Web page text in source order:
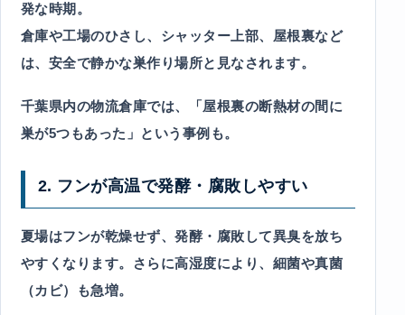
発な時期。
倉庫や工場のひさし、シャッター上部、屋根裏など
は、安全で静かな巣作り場所と見なされます。
千葉県内の物流倉庫では、「屋根裏の断熱材の間に
巣が5つもあった」という事例も。
2. フンが高温で発酵・腐敗しやすい
夏場はフンが乾燥せず、発酵・腐敗して異臭を放ち
やすくなります。さらに高湿度により、細菌や真菌
（カビ）も急増。